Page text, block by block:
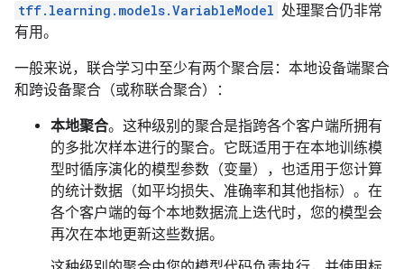
tff.learning.models.VariableModel 处理聚合仍非常
有用。
一般来说，联合学习中至少有两个聚合层：本地设备端聚合
和跨设备聚合（或称联合聚合）：
本地聚合。这种级别的聚合是指跨各个客户端所拥有
的多批次样本进行的聚合。它既适用于在本地训练模
型时循序演化的模型参数（变量），也适用于您计算
的统计数据（如平均损失、准确率和其他指标）。在
各个客户端的每个本地数据流上迭代时，您的模型会
再次在本地更新这些数据。